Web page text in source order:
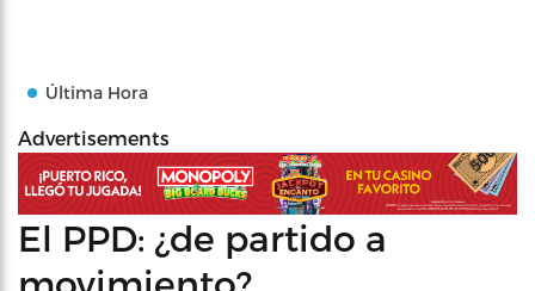
Última Hora
Advertisements
El PPD: ¿de partido a
movimiento?